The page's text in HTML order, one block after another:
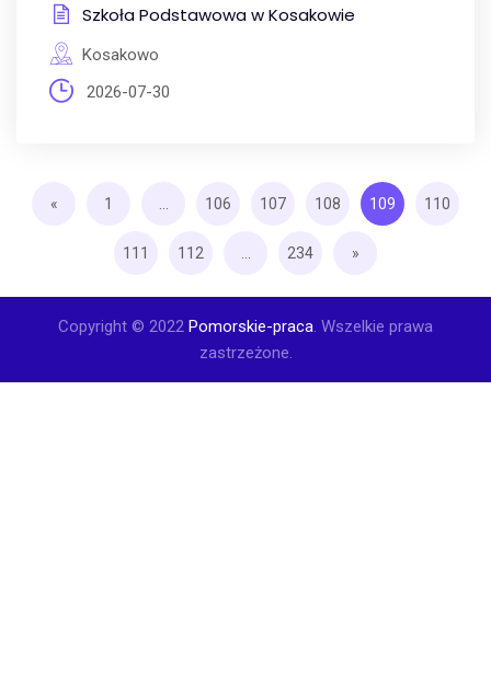
Szkoła Podstawowa w Kosakowie
Kosakowo
2026-07-30
« 1 106 107 108 109 110
111 112 234 »
Copyright © 2022 Pomorskie-praca. Wszelkie prawa
zastrzeżone.